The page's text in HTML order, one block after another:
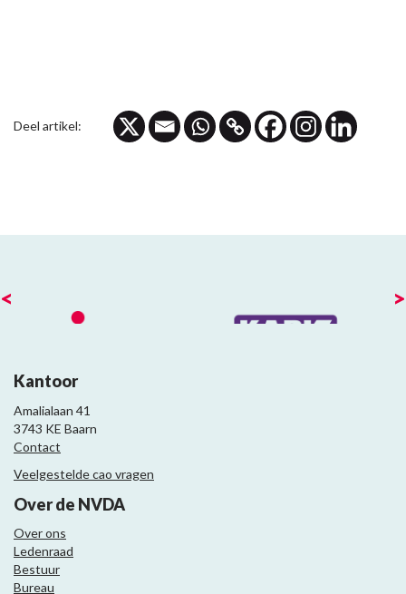
Deel artikel:
< >
Kantoor
Amalialaan 41
3743 KE Baarn
Contact
Veelgestelde cao vragen
Over de NVDA
Over ons
Ledenraad
Bestuur
Bureau